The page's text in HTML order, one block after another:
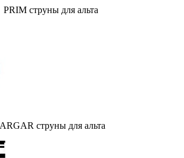
PRIM струны для альта
струны для альта